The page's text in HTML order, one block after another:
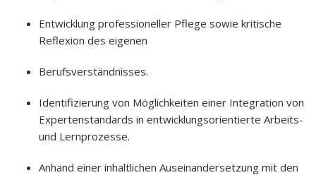
Entwicklung professioneller Pflege sowie kritische
Reflexion des eigenen
Berufsverständnisses.
Identifizierung von Möglichkeiten einer Integration von
Expertenstandards in entwicklungsorientierte Arbeits-
und Lernprozesse.
Anhand einer inhaltlichen Auseinandersetzung mit den